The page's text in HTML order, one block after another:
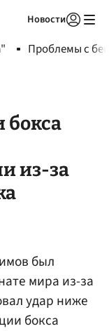
Новости
Проблемы с
бокса
из-за
был
мира из-за
удар ниже
бокса